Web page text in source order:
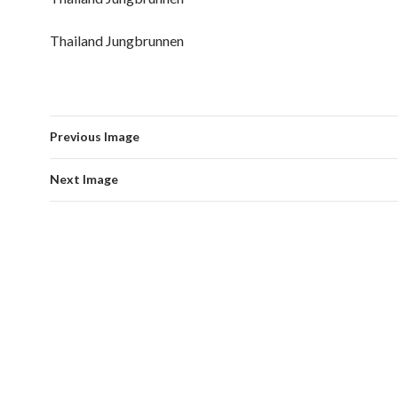
Thailand Jungbrunnen
Previous Image
Next Image